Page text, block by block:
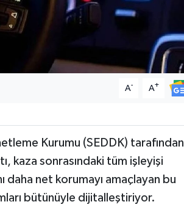
A- A+
Kurumu (SEDDK) tarafından
kaza sonrasındaki tüm işleyişi
daha net korumayı amaçlayan bu
bütünüyle dijitalleştiriyor.